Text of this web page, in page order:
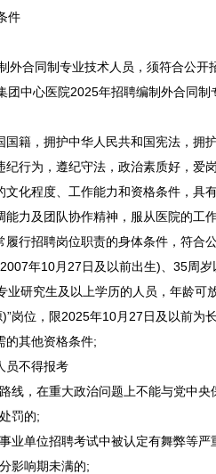
件
外合同制专业技术人员，须符合公开
团中心医院2025年招聘编制外合同制
，拥护中华人民共和国宪法，拥
为，遵纪守法，政治素质好，爱
程度、工作能力和资格条件，具
力及团队协作精神，服从医院的工
履行招聘岗位职责的身体条件，符合
年10月27日及以前出生)、35周岁
业研究生及以上学历的人员，年龄
岗位，限2025年10月27日及以前为
其他资格条件;
不得报考
，在重大政治问题上不能与党中央
罚的;
事业单位招聘考试中被认定有舞弊等严
响期未满的;